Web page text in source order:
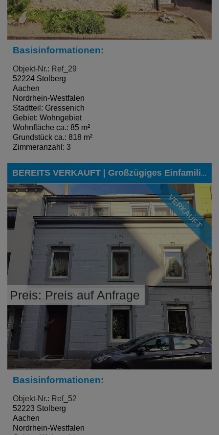
Basisinformationen:
Objekt-Nr.: Ref_29
52224 Stolberg
Aachen
Nordrhein-Westfalen
Stadtteil: Gressenich
Gebiet: Wohngebiet
Wohnfläche ca.: 85 m²
Grundstück ca.: 818 m²
Zimmeranzahl: 3
BEREITS VERKAUFT | Großzügiges Einfamilienhaus, ideal für ein Leben mit mehreren Generationen unter einem Dach, in gefragter Lage von Stolberg
VERKAUFT
Basisinformationen:
Objekt-Nr.: Ref_52
52223 Stolberg
Aachen
Nordrhein-Westfalen
Preis: Preis auf Anfrage